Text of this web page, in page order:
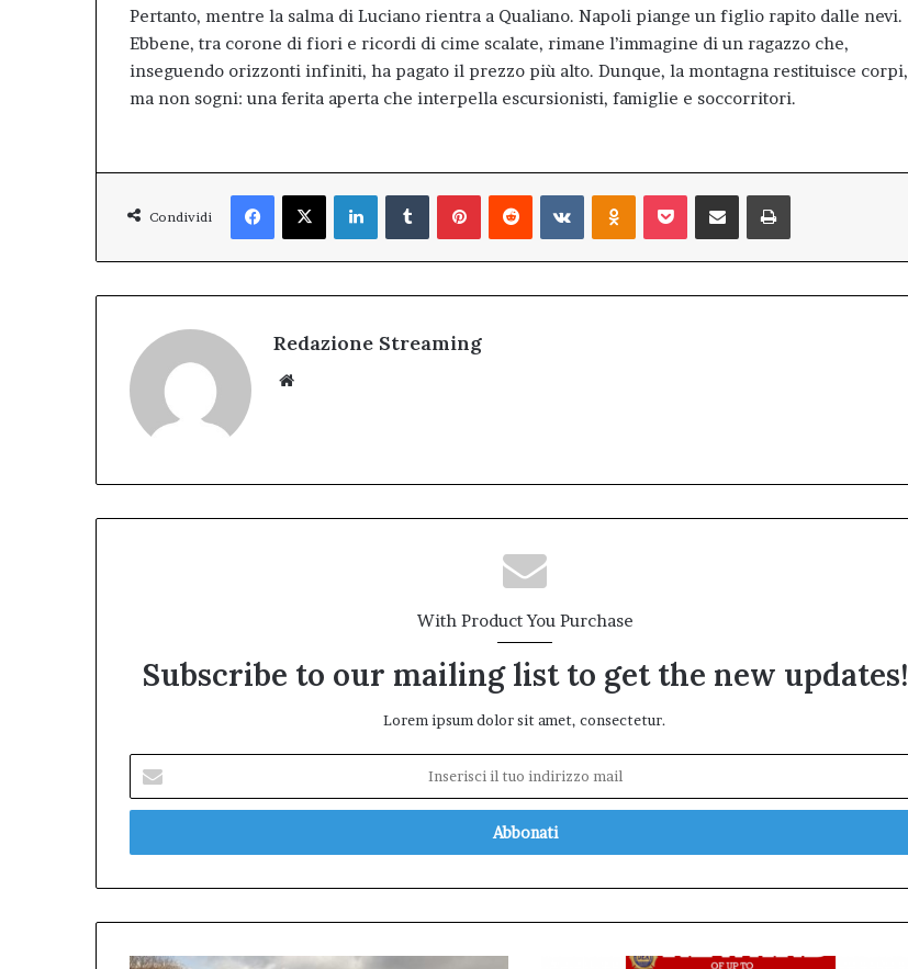
Pertanto, mentre la salma di Luciano rientra a Qualiano. Napoli piange un figlio rapito dalle nevi.
Ebbene, tra corone di fiori e ricordi di cime scalate, rimane l’immagine di un ragazzo che,
inseguendo orizzonti infiniti, ha pagato il prezzo più alto. Dunque, la montagna restituisce corpi,
ma non sogni: una ferita aperta che interpella escursionisti, famiglie e soccorritori.
Condividi
Facebook
X LinkedInTumblrPinterestReddit VKontakteOdnoklassniki
Pocket Condividi via mail Stampa
Redazione Streaming
With Product You Purchase
Subscribe to our mailing list to get the new updates!
Lorem ipsum dolor sit amet, consectetur.
tuo
mail